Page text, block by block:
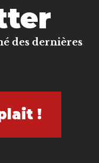
des dernières
!